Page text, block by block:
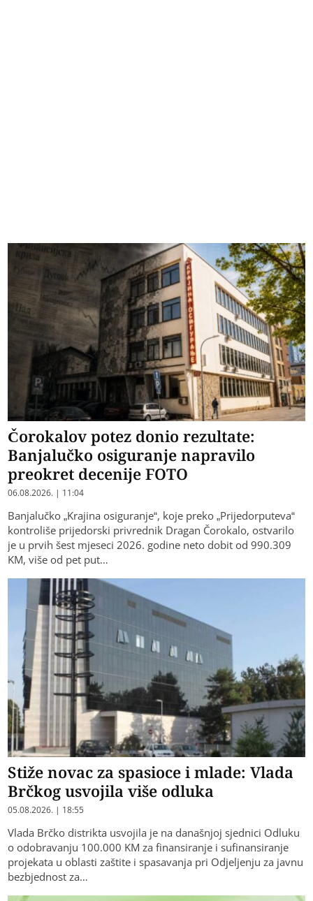
Čorokalov potez donio rezultate:
Banjalučko osiguranje napravilo
preokret decenije FOTO
06.08.2026. | 11:04
Banjalučko „Krajina osiguranje“, koje preko „Prijedorputeva“
kontroliše prijedorski privrednik Dragan Čorokalo, ostvarilo
je u prvih šest mjeseci 2026. godine neto dobit od 990.309
KM, više od pet put…
Stiže novac za spasioce i mlade: Vlada
Brčkog usvojila više odluka
05.08.2026. | 18:55
Vlada Brčko distrikta usvojila je na današnjoj sjednici Odluku
o odobravanju 100.000 KM za finansiranje i sufinansiranje
projekata u oblasti zaštite i spasavanja pri Odjeljenju za javnu
bezbjednost za…